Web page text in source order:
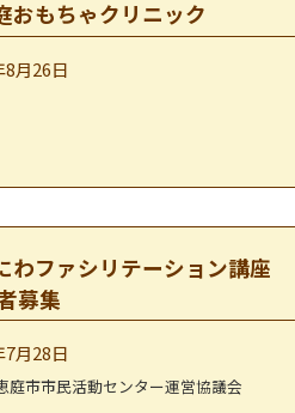
おもちゃクリニック
8月26日
わファシリテーション講座
募集
7月28日
庭市市民活動センター運営協議会